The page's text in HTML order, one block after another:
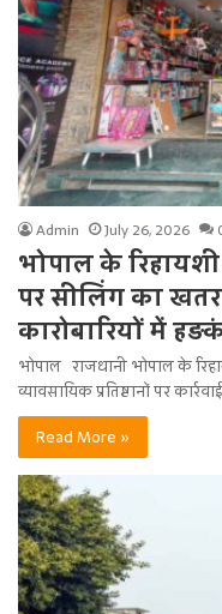
Admin July 26, 2026
भोपाल के
पर सीलिंग का
कारोबारियों में
भोपाल राजधानी भोपाल के
व्यावसायिक प्रतिष्ठानों पर
Read More »